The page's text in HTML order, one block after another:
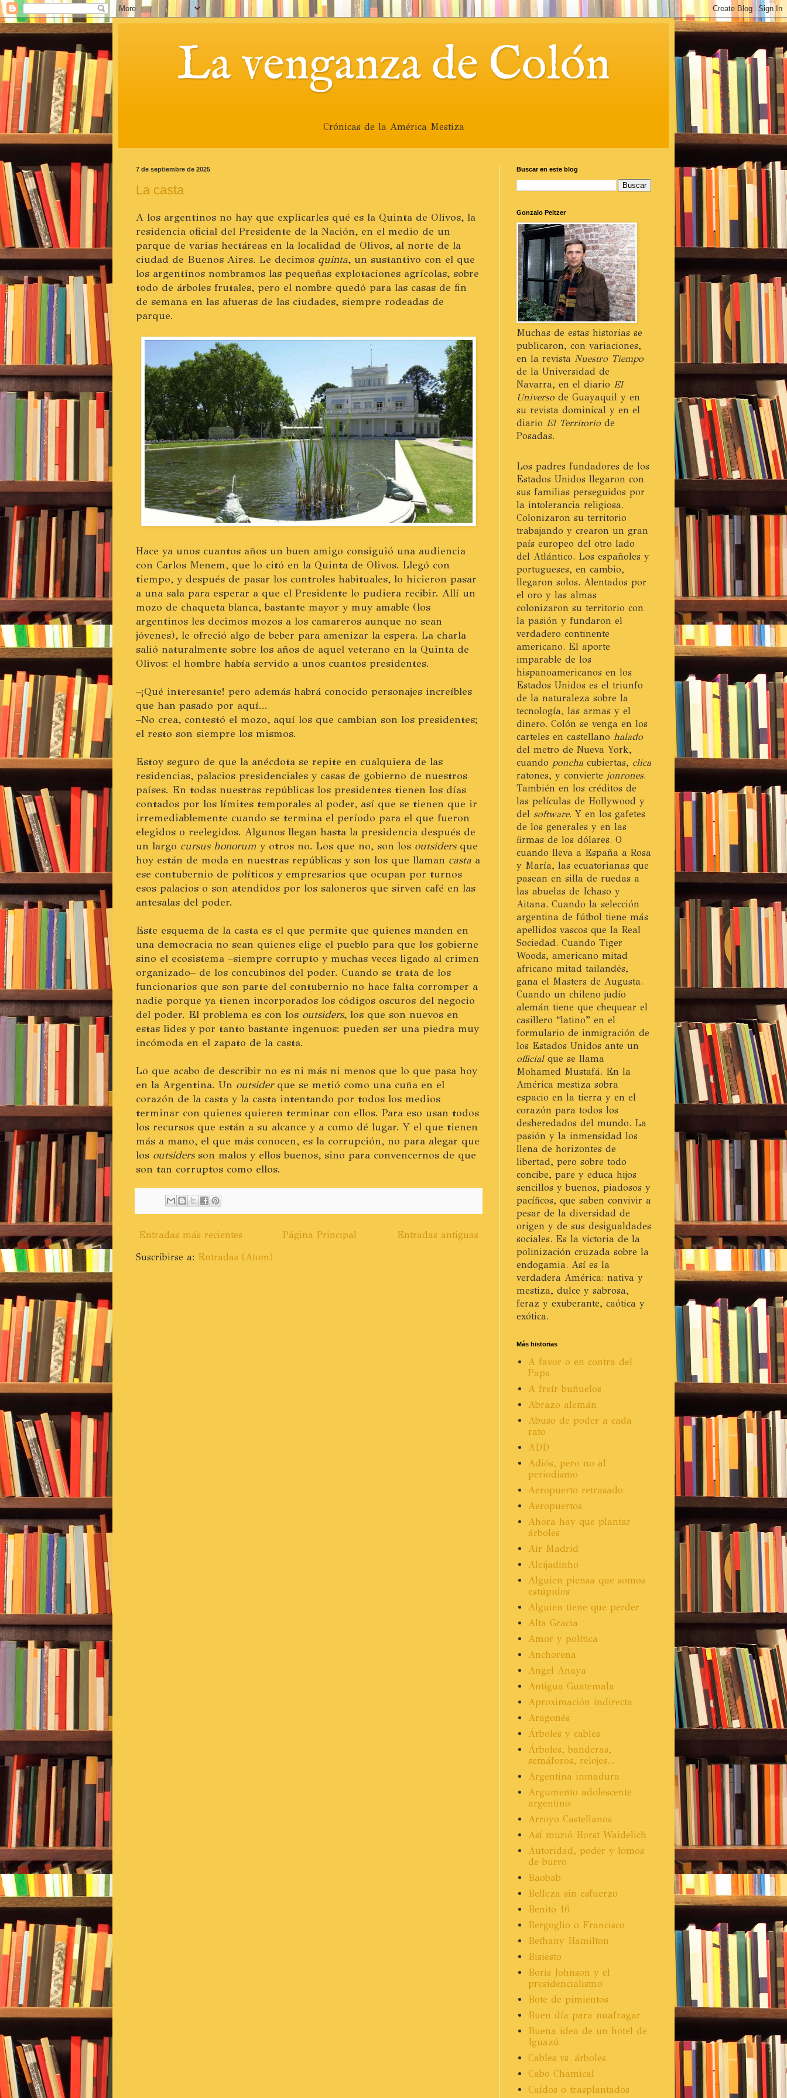
La venganza de Colón
Crónicas de la América Mestiza
7 de septiembre de 2025
La casta
A los argentinos no hay que explicarles qué es la Quinta de Olivos, la
residencia oficial del Presidente de la Nación, en el medio de un
parque de varias hectáreas en la localidad de Olivos, al norte de la
ciudad de Buenos Aires. Le decimos quinta, un sustantivo con el que
los argentinos nombramos las pequeñas explotaciones agrícolas, sobre
todo de árboles frutales, pero el nombre quedó para las casas de fin
de semana en las afueras de las ciudades, siempre rodeadas de
parque.
Hace ya unos cuantos años un buen amigo consiguió una audiencia
con Carlos Menem, que lo citó en la Quinta de Olivos. Llegó con
tiempo, y después de pasar los controles habituales, lo hicieron pasar
a una sala para esperar a que el Presidente lo pudiera recibir. Allí un
mozo de chaqueta blanca, bastante mayor y muy amable (los
argentinos les decimos mozos a los camareros aunque no sean
jóvenes), le ofreció algo de beber para amenizar la espera. La charla
salió naturalmente sobre los años de aquel veterano en la Quinta de
Olivos: el hombre había servido a unos cuantos presidentes.
–¡Qué interesante! pero además habrá conocido personajes increíbles
que han pasado por aquí...
–No crea, contestó el mozo, aquí los que cambian son los presidentes;
el resto son siempre los mismos.
Estoy seguro de que la anécdota se repite en cualquiera de las
residencias, palacios presidenciales y casas de gobierno de nuestros
países. En todas nuestras repúblicas los presidentes tienen los días
contados por los límites temporales al poder, así que se tienen que ir
irremediablemente cuando se termina el período para el que fueron
elegidos o reelegidos. Algunos llegan hasta la presidencia después de
un largo cursus honorum y otros no. Los que no, son los outsidersque
hoy están de moda en nuestras repúblicas y son los que llaman casta a
ese contubernio de políticos y empresarios que ocupan por turnos
esos palacios o son atendidos por los saloneros que sirven café en las
antesalas del poder.
Este esquema de la casta es el que permite que quienes manden en
una democracia no sean quienes elige el pueblo para que los gobierne
sino el ecosistema –siempre corrupto y muchas veces ligado al crimen
organizado– de los concubinos del poder. Cuando se trata de los
funcionarios que son parte del contubernio no hace falta corromper a
nadie porque ya tienen incorporados los códigos oscuros del negocio
del poder. El problema es con los outsiders, los que son nuevos en
estas lides y por tanto bastante ingenuos: pueden ser una piedra muy
incómoda en el zapato de la casta.
Lo que acabo de describir no es ni más ni menos que lo que pasa hoy
en la Argentina. Un outsiderque se metió como una cuña en el
corazón de la casta y la casta intentando por todos los medios
terminar con quienes quieren terminar con ellos. Para eso usan todos
los recursos que están a su alcance y a como dé lugar. Y el que tienen
más a mano, el que más conocen, es la corrupción, no para alegar que
los outsidersson malos y ellos buenos, sino para convencernos de que
son tan corruptos como ellos.
Entradas más recientes Entradas antiguas
Página Principal
Suscribirse a: Entradas (Atom)
Buscar en este blog
Gonzalo Peltzer
Muchas de estas historias se
publicaron, con variaciones,
en la revista Nuestro Tiempo
de la Universidad de
Navarra, en el diario El
Universode Guayaquil y en
su revista dominical y en el
diario El Territoriode
Posadas.
Los padres fundadores de los
Estados Unidos llegaron con
sus familias perseguidos por
la intolerancia religiosa.
Colonizaron su territorio
trabajando y crearon un gran
país europeo del otro lado
del Atlántico. Los españoles y
portugueses, en cambio,
llegaron solos. Alentados por
el oro y las almas
colonizaron su territorio con
la pasión y fundaron el
verdadero continente
americano. El aporte
imparable de los
hispanoamericanos en los
Estados Unidos es el triunfo
de la naturaleza sobre la
tecnología, las armas y el
dinero. Colón se venga en los
carteles en castellano halado
del metro de Nueva York,
cuando poncha cubiertas, clica
ratones, y convierte jonrones.
También en los créditos de
las películas de Hollywood y
del software. Y en los gafetes
de los generales y en las
firmas de los dólares. O
cuando lleva a España a Rosa
y María, las ecuatorianas que
pasean en silla de ruedas a
las abuelas de Ichaso y
Aitana. Cuando la selección
argentina de fútbol tiene más
apellidos vascos que la Real
Sociedad. Cuando Tiger
Woods, americano mitad
africano mitad tailandés,
gana el Masters de Augusta.
Cuando un chileno judío
alemán tiene que chequear el
casillero “latino” en el
formulario de inmigración de
los Estados Unidos ante un
officialque se llama
Mohamed Mustafá. En la
América mestiza sobra
espacio en la tierra y en el
corazón para todos los
desheredados del mundo. La
pasión y la inmensidad los
llena de horizontes de
libertad, pero sobre todo
concibe, pare y educa hijos
sencillos y buenos, piadosos y
pacíficos, que saben convivir a
pesar de la diversidad de
origen y de sus desigualdades
sociales. Es la victoria de la
polinización cruzada sobre la
endogamia. Así es la
verdadera América: nativa y
mestiza, dulce y sabrosa,
feraz y exuberante, caótica y
exótica.
Más historias
A favor o en contra del
Papa
A freír buñuelos
Abrazo alemán
Abuso de poder a cada
rato
ADD
Adiós, pero no al
periodismo
Aeropuerto retrasado
Aeropuertos
Ahora hay que plantar
árboles
Air Madrid
Aleijadinho
Alguien piensa que somos
estúpidos
Alguien tiene que perder
Alta Gracia
Amor y política
Anchorena
Angel Anaya
Antigua Guatemala
Aproximación indirecta
Aragonés
Árboles y cables
Árboles, banderas,
semáforos, relojes...
Argentina inmadura
Argumento adolescente
argentino
Arroyo Castellanos
Así murió Horst Waidelich
Autoridad, poder y lomos
de burro
Baobab
Belleza sin esfuerzo
Benito 16
Bergoglio o Francisco
Bethany Hamilton
Bisiesto
Boris Johnson y el
presidencialismo
Bote de pimientos
Buen día para nuafragar
Buena idea de un hotel de
Iguazú
Cables vs. árboles
Cabo Chamical
Caídos o trasplantados